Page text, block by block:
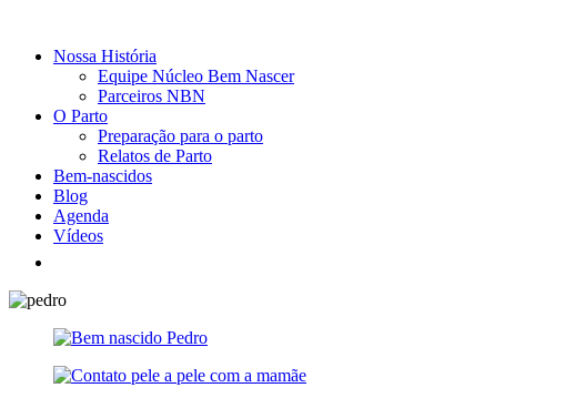
Nossa História
Equipe Núcleo Bem Nascer
Parceiros NBN
O Parto
Preparação para o parto
Relatos de Parto
Bem-nascidos
Blog
Agenda
Vídeos